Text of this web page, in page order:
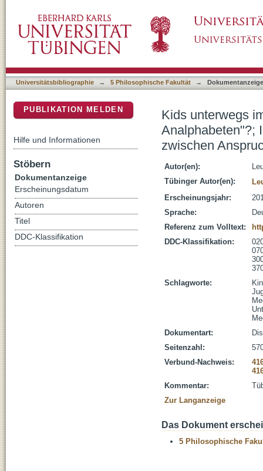
Kindern und Jugendlichen zwischen
Universitätsbibliographie → 5 Philosophische Fakultät → Dokumentanzeige
Kids unterwegs
Analphabeten"?;
zwischen
Autor(en):
Tübinger Autor(en):
Erscheinungsjahr:
Sprache:
Referenz zum Volltext:
DDC-Klassifikation:
Schlagworte:
Dokumentart:
Seitenzahl:
Verbund-Nachweis:
Kommentar:
Zur Langanzeige
Das Dokument
5 Philosophische
PUBLIKATION MELDEN
Hilfe und Informationen
Stöbern
Dokumentanzeige
Erscheinungsdatum
Autoren
Titel
DDC-Klassifikation